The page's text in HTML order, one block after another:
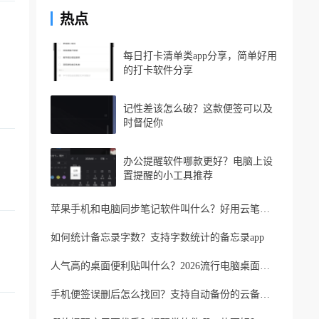
热点
每日打卡清单类app分享，简单好用
的打卡软件分享
记性差该怎么破？这款便签可以及
时督促你
办公提醒软件哪款更好？电脑上设
置提醒的小工具推荐
苹果手机和电脑同步笔记软件叫什么？好用云笔记软件分享
如何统计备忘录字数？支持字数统计的备忘录app
人气高的桌面便利贴叫什么？2026流行电脑桌面便利贴
手机便签误删后怎么找回？支持自动备份的云备忘录软件